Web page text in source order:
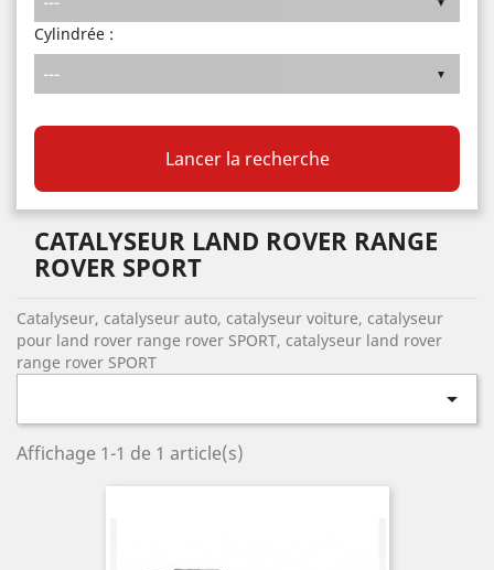
Cylindrée :
Lancer la recherche
CATALYSEUR LAND ROVER RANGE
ROVER SPORT
Catalyseur, catalyseur auto, catalyseur voiture, catalyseur
pour land rover range rover SPORT, catalyseur land rover
range rover SPORT

Affichage 1-1 de 1 article(s)